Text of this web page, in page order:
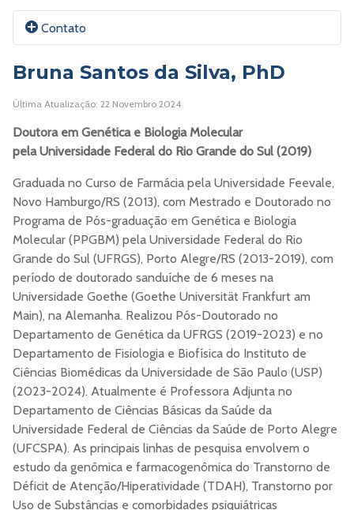
Como cientista, tenho interesse em epidemiologia
genômica de vírus patogênicos humanos, a partir de
combinando dados moleculares de genomas virais com
infectados e características regionais, a fim de contribuir
para a tomada de decisão e para a elaboração de
políticas públicas por gestores de saúde.
Contato
E-mail:Anabgv@UFCSPA.edu.br
ORCID
Currículo Lattes
Site
Bruna Santos da Silva, PhD
Última Atualização: 22 Novembro 2024
Doutora em Genética e Biologia Molecular
pela Universidade Federal do Rio Grande do Sul (2019)
Graduada no Curso de Farmácia pela Universidade Feevale,
Novo Hamburgo/RS (2013), com Mestrado e Doutorado no
Programa de Pós-graduação em Genética e Biologia
Molecular (PPGBM) pela Universidade Federal do Rio
Grande do Sul (UFRGS), Porto Alegre/RS (2013-2019), com
período de doutorado sanduíche de 6 meses na
Universidade Goethe (Goethe Universität Frankfurt am
Main), na Alemanha. Realizou Pós-Doutorado no
Departamento de Genética da UFRGS (2019-2023) e no
Departamento de Fisiologia e Biofísica do Instituto de
Ciências Biomédicas da Universidade de São Paulo (USP)
(2023-2024). Atualmente é Professora Adjunta no
Departamento de Ciências Básicas da Saúde da
Universidade Federal de Ciências da Saúde de Porto Alegre
(UFCSPA). As principais linhas de pesquisa envolvem o
estudo da genômica e farmacogenômica do Transtorno de
Déficit de Atenção/Hiperatividade (TDAH), Transtorno por
Uso de Substâncias e comorbidades psiquiátricas